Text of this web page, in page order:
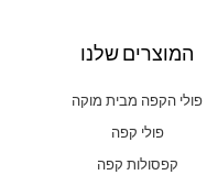
המוצרים שלנו
פולי הקפה מבית מוקה
פולי קפה
קפסולות קפה